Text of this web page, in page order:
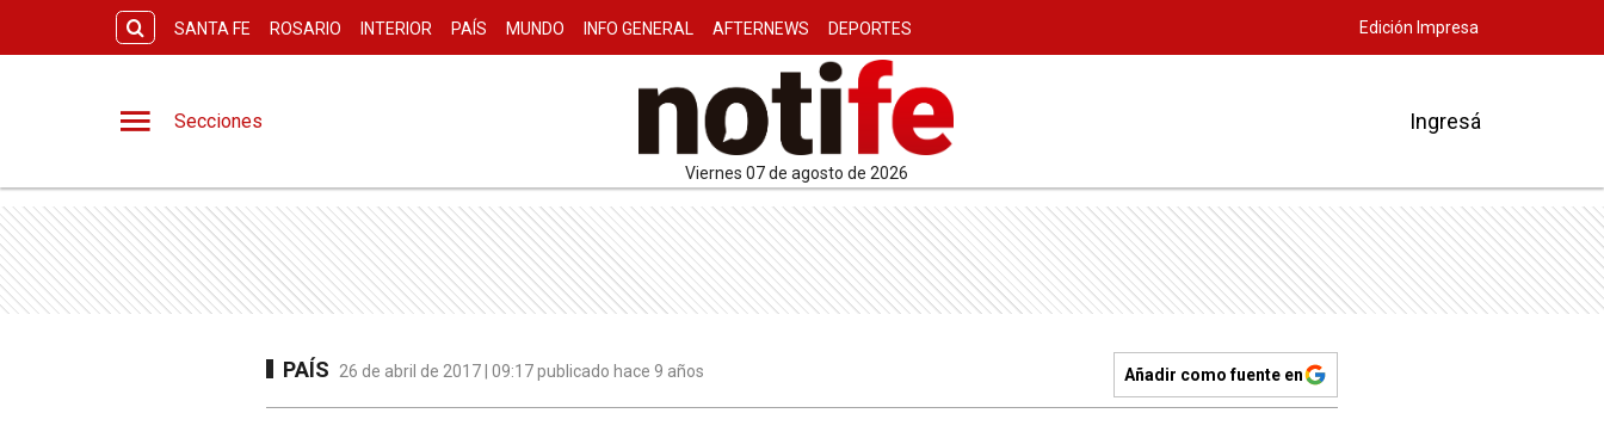
SANTA FE ROSARIO INTERIOR PAÍS MUNDO INFO GENERAL AFTERNEWS DEPORTES Edición Impresa
Secciones
viernes 07 de agosto de 2026
Ingresá
PAÍS 26 de abril de 2017 | 09:17 publicado hace 9 años Añadir como fuente en